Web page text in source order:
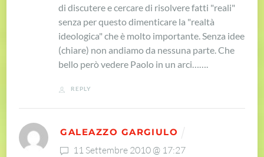
di discutere e cercare di risolvere fatti "reali"
senza per questo dimenticare la "realtà
ideologica" che è molto importante. Senza idee
(chiare) non andiamo da nessuna parte. Che
bello però vedere Paolo in un arci…….
REPLY
GALEAZZO GARGIULO
11 Settembre 2010 @ 17:27